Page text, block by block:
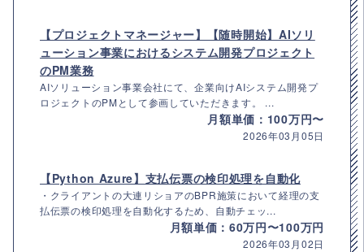
【プロジェクトマネージャー】【随時開始】AIソリ
ューション事業におけるシステム開発プロジェクト
のPM業務
AIソリューション事業会社にて、企業向けAIシステム開発プ
ロジェクトのPMとして参画していただきます。 ...
月額単価：100万円〜
2026年03月05日
【Python Azure】支払伝票の検印処理を自動化
・クライアントの大連リショアのBPR施策において経理の支
払伝票の検印処理を自動化するため、自動チェッ...
月額単価：60万円〜100万円
2026年03月02日